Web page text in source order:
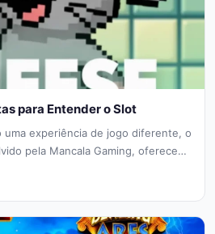
para Entender o Slot
uma experiência de jogo diferente, o
pela Mancala Gaming, oferece